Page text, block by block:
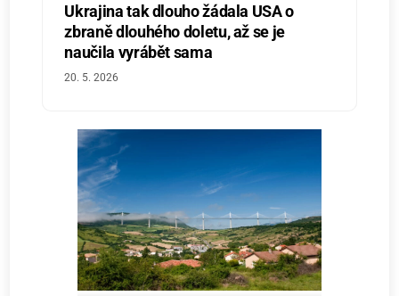
Ukrajina tak dlouho žádala USA o
zbraně dlouhého doletu, až se je
naučila vyrábět sama
20. 5. 2026